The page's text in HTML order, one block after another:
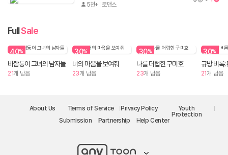
5천+ 로맨스
FullSale
40%
바람둥이 그녀의 남자들
21개 남음
30%
너의 마음을 보여줘
23개 남음
30%
나를 더럽힌 구미호
23개 남음
30%
21 개 남음
About Us Terms of Service Privacy Policy
Youth
Protection
Submission
Partnership Help Center